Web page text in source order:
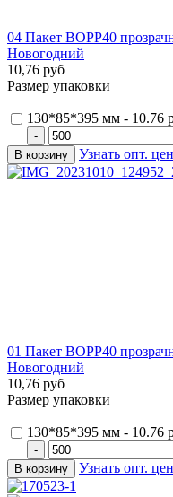
04 Пакет ВОРР40
Новогодний
10,76 руб
Размер упаковки
130*85*395 мм - 10.76
Узнать опт.
01 Пакет ВОРР40
Новогодний
10,76 руб
Размер упаковки
130*85*395 мм - 10.76
Узнать опт.